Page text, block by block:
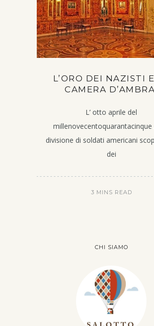
L’ORO DEI NAZISTI
CAMERA
L’ otto aprile del
millenovecentoquarantacinque
divisione di soldati americani
dei
3 MINS READ
CHI SIAMO